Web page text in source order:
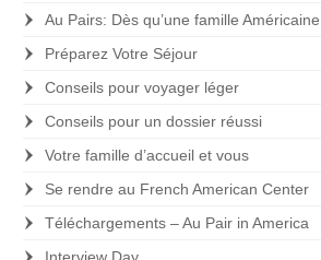
Au Pairs: Dès qu’une famille
Préparez Votre Séjour
Conseils pour voyager léger
Conseils pour un dossier réussi
Votre famille d’accueil et vous
Se rendre au French American Center
Téléchargements – Au Pair in America